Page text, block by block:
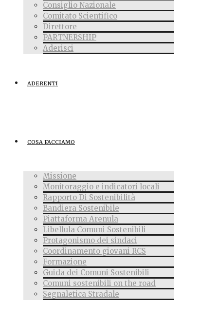
Consiglio Nazionale
Comitato Scientifico
Direttore
PARTNERSHIP
Aderisci
ADERENTI
COSA FACCIAMO
Missione
Monitoraggio e indicatori locali
Rapporto Di Sostenibilità
Bandiera Sostenibile
Piattaforma Arenula
Libellula Comuni Sostenibili
Protagonismo dei sindaci
Coordinamento giovani RCS
Formazione
Guida dei Comuni Sostenibili
Comuni sostenibili on the road
Segnaletica Stradale